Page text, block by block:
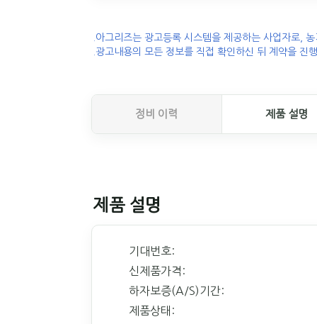
.아그리즈는 광고등록 시스템을 제공하는 사업자로,
.광고내용의 모든 정보를 직접 확인하신 뒤 계약을 진
정비 이력 제품 설명
제품 설명
기대번호:
신제품가격:
하자보증(A/S)기간:
제품상태: